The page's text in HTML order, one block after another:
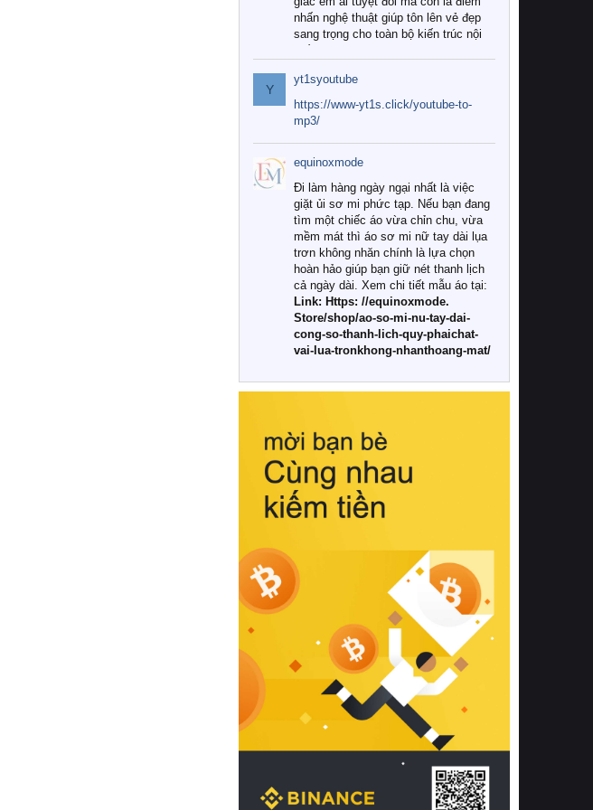
nhấn nghệ thuật giúp tôn lên vẻ đẹp
sang trọng cho toàn bộ kiến trúc nội
Tuy nhiên, giữa thị trường đa dạng
với vô vàn thương hiệu và mẫu mã
như hiện nay, làm thế nào để chọn
được những bộ chăn ga gối đệm cao
cấp thực sự chất lượng, phù hợp với
khí hậu và nhu cầu sử dụng của gia
đình? Hãy cùng chúng tôi đi tìm lời
giải đáp chi tiết qua bài viết dưới đây.
1. Tại sao các gia đình hiện đại lại ưa
chuộng chăn ga gối đệm cao cấp?
Khác với các dòng sản phẩm thông
thường, những bộ chăn ga gối đệm
cao cấp trải qua quy trình sản xuất
nghiêm ngặt từ khâu chọn lọc nguyên
liệu tự nhiên đến công nghệ dệt
nhuộm hiện đại không chứa hóa chất
này, bạn sẽ cảm nhận rõ rệt sự khác
hồi chuẩn xác của phần đệm nâng đỡ
cột sống.
Bên cạnh đó, việc lựa chọn các dòng
sản phẩm đạt chuẩn chất lượng quốc
tế còn giúp ngăn ngừa tình trạng kích
khuẩn và nấm mốc trong điều kiện
thời tiết nóng ẩm. Bạn có thể tìm hiểu
thêm các nghiên cứu khoa học về tác
động của giấc ngủ và môi trường
phòng ngủ đối với sức khỏe con
người tại Sleep Foundation (External
Link) để có cái nhìn toàn diện hơn.
2. Các tiêu chí vàng khi lựa chọn
chăn ga gối đệm cao cấp cho phòng
ngủ
Để sở hữu một bộ chăn ga gối đệm
cao cấp hoàn hảo cả về thẩm mỹ lẫn
công năng, người tiêu dùng cần cân
nhắc kỹ lưỡng các tiêu chí quan trọng
Y
yt1syoutube
https://www-yt1s.click/youtube-to-
mp3/
equinoxmode
Đi làm hàng ngày ngại nhất là việc
giặt ủi sơ mi phức tạp. Nếu bạn đang
tìm một chiếc áo vừa chỉn chu, vừa
mềm mát thì áo sơ mi nữ tay dài lụa
trơn không nhăn chính là lựa chọn
hoàn hảo giúp bạn giữ nét thanh lịch
cả ngày dài. Xem chi tiết mẫu áo tại:
Link: Https: //equinoxmode.
Store/shop/ao-so-mi-nu-tay-dai-
cong-so-thanh-lich-quy-phaichat-
vai-lua-tronkhong-nhanthoang-mat/